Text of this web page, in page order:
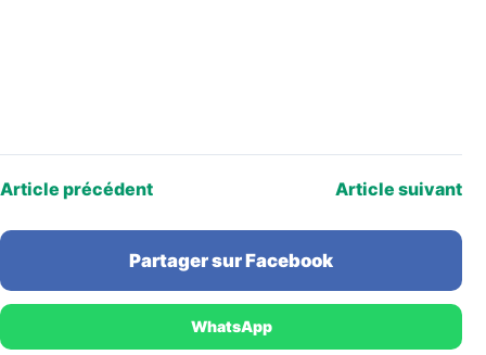
Article précédent Article suivant
Partager sur Facebook
WhatsApp